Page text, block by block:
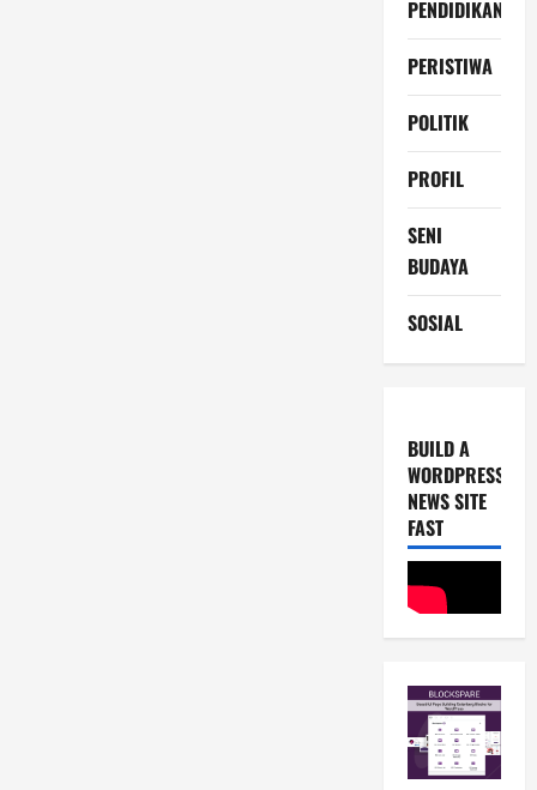
PENDIDIKAN
PERISTIWA
POLITIK
PROFIL
SENI
BUDAYA
SOSIAL
BUILD A
WORDPRESS
NEWS SITE
FAST